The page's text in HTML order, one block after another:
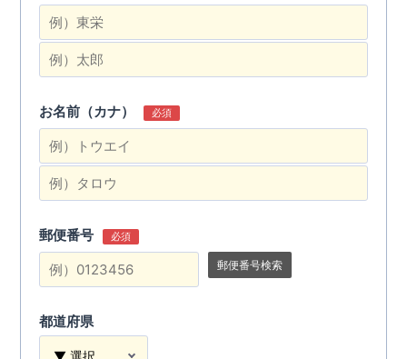
お名前（カナ） 必須
郵便番号 必須
郵便番号検索
都道府県